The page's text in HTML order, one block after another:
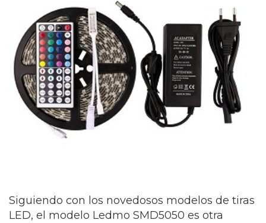
Siguiendo con los novedosos modelos de tiras
LED, el modelo Ledmo SMD5050 es otra